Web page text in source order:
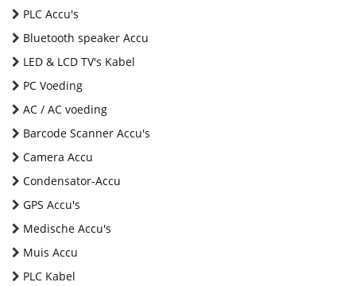
PLC Accu's
Bluetooth speaker Accu
LED & LCD TV's Kabel
PC Voeding
AC / AC voeding
Barcode Scanner Accu's
Camera Accu
Condensator-Accu
GPS Accu's
Medische Accu's
Muis Accu
PLC Kabel